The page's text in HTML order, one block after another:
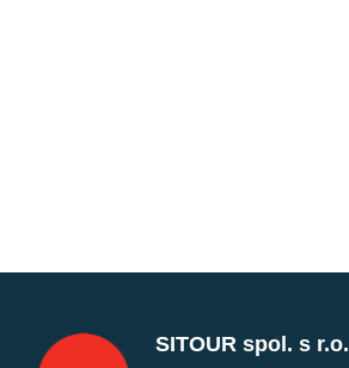
SITOUR spol. s r.o.